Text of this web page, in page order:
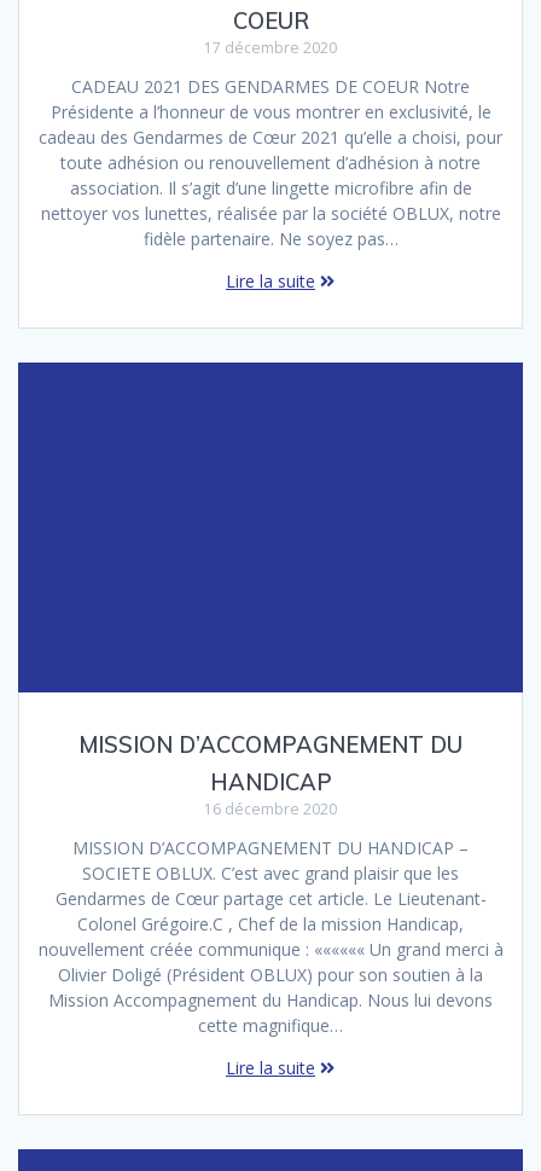
COEUR
17 décembre 2020
CADEAU 2021 DES GENDARMES DE COEUR Notre
Présidente a l’honneur de vous montrer en exclusivité, le
cadeau des Gendarmes de Cœur 2021 qu’elle a choisi, pour
toute adhésion ou renouvellement d’adhésion à notre
association. Il s’agit d’une lingette microfibre afin de
nettoyer vos lunettes, réalisée par la société OBLUX, notre
fidèle partenaire. Ne soyez pas…
Lire la suite
MISSION D’ACCOMPAGNEMENT DU
HANDICAP
16 décembre 2020
MISSION D’ACCOMPAGNEMENT DU HANDICAP –
SOCIETE OBLUX. C’est avec grand plaisir que les
Gendarmes de Cœur partage cet article. Le Lieutenant-
Colonel Grégoire.C , Chef de la mission Handicap,
nouvellement créée communique : «««««« Un grand merci à
Olivier Doligé (Président OBLUX) pour son soutien à la
Mission Accompagnement du Handicap. Nous lui devons
cette magnifique…
Lire la suite